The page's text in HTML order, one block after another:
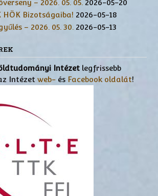
– 2026. 05. 05. 2026-05-20
HÖK Bizotságaiba! 2026-05-18
– 2026. 05. 30. 2026-05-13
Intézet legfrissebb
Intézet web- és Facebook oldalát!